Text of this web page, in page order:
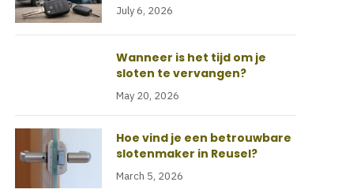
July 6, 2026
Wanneer is het tijd om je
sloten te vervangen?
May 20, 2026
Hoe vind je een betrouwbare
slotenmaker in Reusel?
March 5, 2026